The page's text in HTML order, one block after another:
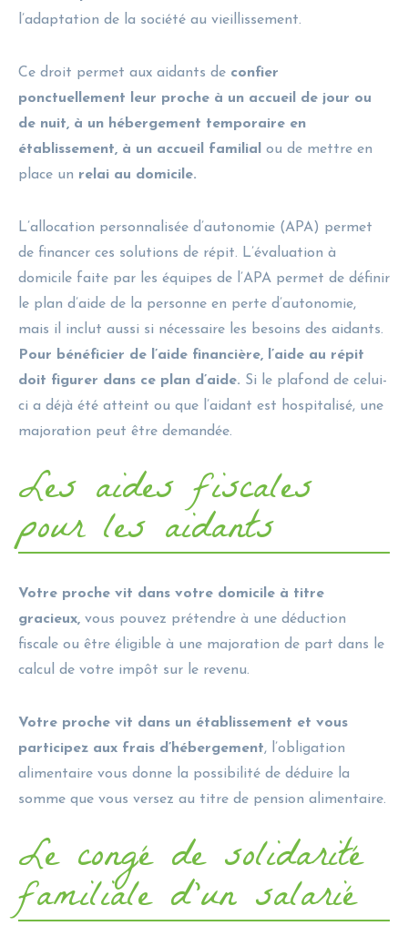
l’adaptation de la société au vieillissement.
Ce droit permet aux aidants de confier
ponctuellement leur proche à un accueil de jour ou
de nuit, à un hébergement temporaire en
établissement, à un accueil familial
ou de mettre en
place un relai au domicile.
L’allocation personnalisée d’autonomie (APA) permet
de financer ces solutions de répit. L’évaluation à
domicile faite par les équipes de l’APA permet de définir
le plan d’aide de la personne en perte d’autonomie,
mais il inclut aussi si nécessaire les besoins des aidants.
Pour bénéficier de l’aide financière, l’aide au répit
doit figurer dans ce plan d’aide. Si le plafond de celui-
ci a déjà été atteint ou que l’aidant est hospitalisé, une
majoration peut être demandée.
Les aides fiscales
pour les aidants
Votre proche vit dans votre domicile à titre
gracieux, vous pouvez prétendre à une déduction
fiscale ou être éligible à une majoration de part dans le
calcul de votre impôt sur le revenu.
Votre proche vit dans un établissement et vous
participez aux frais d’hébergement, l’obligation
alimentaire vous donne la possibilité de déduire la
somme que vous versez au titre de pension alimentaire.
Le congé de solidarité
familiale d'un salarié